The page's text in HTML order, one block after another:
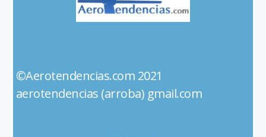
©Aerotendencias.com 2021
aerotendencias (arroba) gmail.com